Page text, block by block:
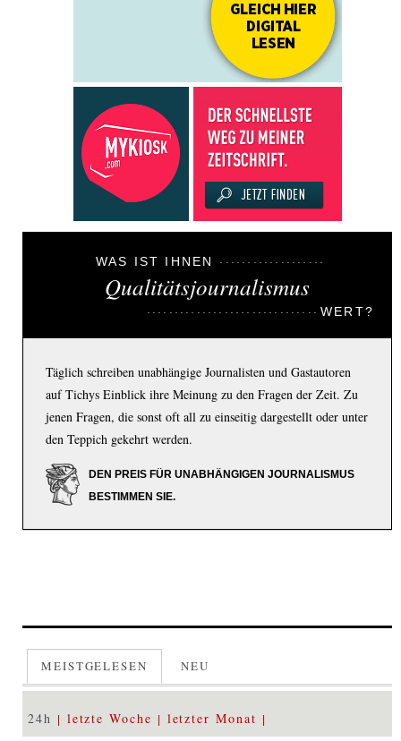
WAS IST IHNEN
Qualitätsjournalismus
WERT?
Täglich schreiben unabhängige Journalisten und Gastautoren
auf Tichys Einblick ihre Meinung zu den Fragen der Zeit. Zu
jenen Fragen, die sonst oft all zu einseitig dargestellt oder unter
den Teppich gekehrt werden.
DEN PREIS FÜR UNABHÄNGIGEN JOURNALISMUS
BESTIMMEN SIE.
MEISTGELESEN NEU
24h letzte Woche letzter Monat